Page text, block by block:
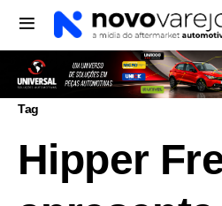
Tag
Hipper